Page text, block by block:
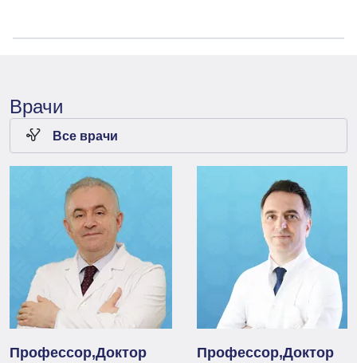
Врачи
Все врачи
Профессор,Доктор
Профессор,Доктор